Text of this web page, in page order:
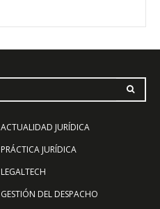
ACTUALIDAD JURÍDICA
PRÁCTICA JURÍDICA
LEGALTECH
GESTIÓN DEL DESPACHO